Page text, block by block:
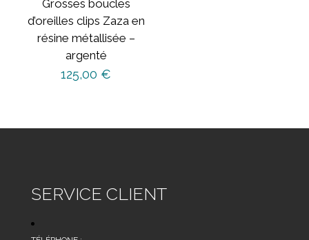
Grosses boucles
d’oreilles clips Zaza en
résine métallisée –
argenté
125,00 €
SERVICE CLIENT